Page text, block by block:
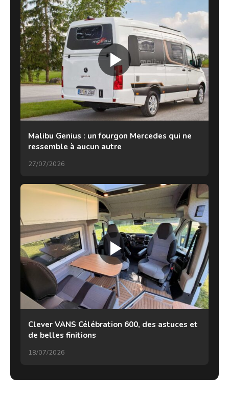
Malibu Genius : un fourgon Mercedes qui ne
ressemble à aucun autre
27/07/2026
Clever VANS Célébration 600, des astuces et
de belles finitions
18/07/2026